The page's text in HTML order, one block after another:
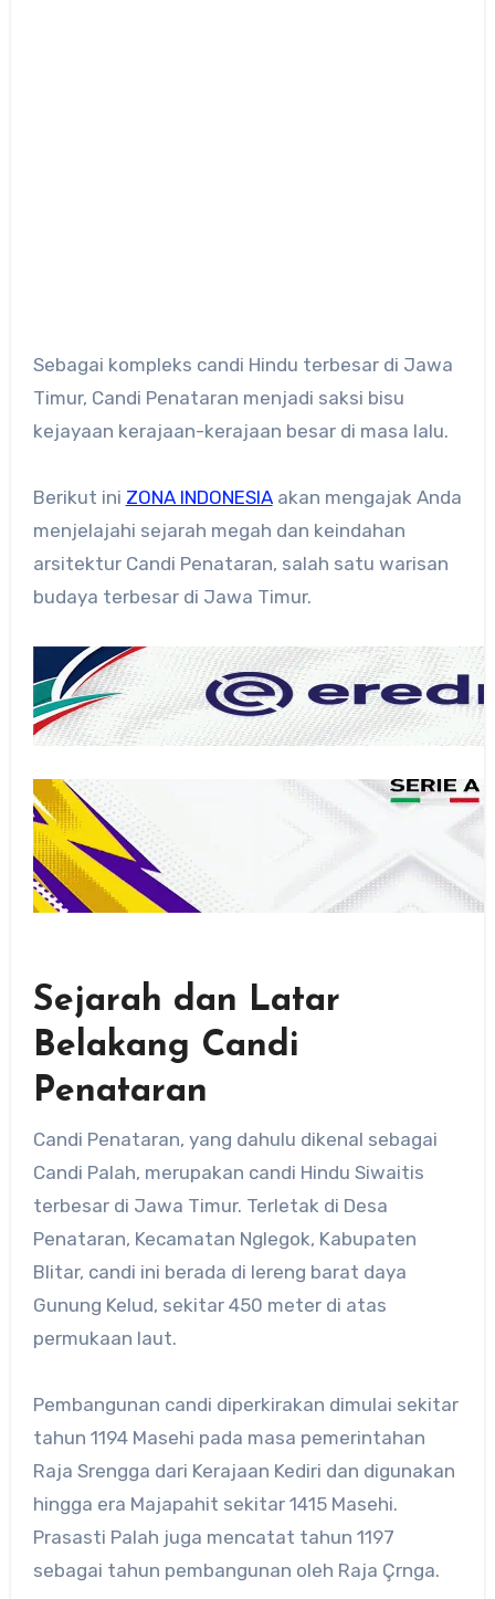
Sebagai kompleks candi Hindu terbesar di Jawa
Timur, Candi Penataran menjadi saksi bisu
kejayaan kerajaan-kerajaan besar di masa lalu.
Berikut ini ZONA INDONESIAakan mengajak Anda
menjelajahi sejarah megah dan keindahan
arsitektur Candi Penataran, salah satu warisan
budaya terbesar di Jawa Timur.
Sejarah dan Latar
Belakang Candi
Penataran
Candi Penataran, yang dahulu dikenal sebagai
Candi Palah, merupakan candi Hindu Siwaitis
terbesar di Jawa Timur. Terletak di Desa
Penataran, Kecamatan Nglegok, Kabupaten
Blitar, candi ini berada di lereng barat daya
Gunung Kelud, sekitar 450 meter di atas
permukaan laut.
Pembangunan candi diperkirakan dimulai sekitar
tahun 1194 Masehi pada masa pemerintahan
Raja Srengga dari Kerajaan Kediri dan digunakan
hingga era Majapahit sekitar 1415 Masehi.
Prasasti Palah juga mencatat tahun 1197
sebagai tahun pembangunan oleh Raja Çrnga.